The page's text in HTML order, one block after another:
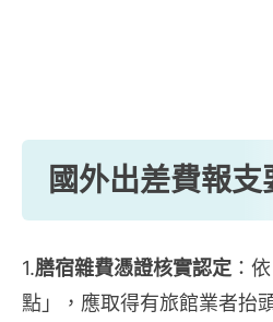
國外出差費報支
1.膳宿雜費憑證核實認定 ：
點」，應取得有旅館業者抬